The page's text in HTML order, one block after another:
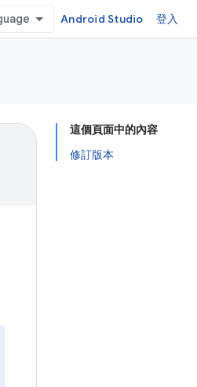
Android Studio 登入
這個頁面中的內容
修訂版本